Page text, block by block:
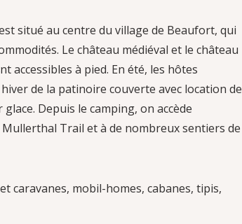
situé au centre du village de Beaufort, qui
Le château médiéval et le château
accessibles à pied. En été, les hôtes
de la patinoire couverte avec location de
Depuis le camping, on accède
Trail et à de nombreux sentiers de
caravanes, mobil-homes, cabanes, tipis,